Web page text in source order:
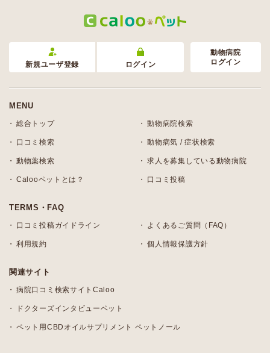
新規ユーザ登録 ログイン
動物病院
ログイン
MENU
総合トップ 動物病院検索
口コミ検索 動物病気 / 症状検索
動物薬検索 求人を募集している動物病院
Calooペットとは？ 口コミ投稿
TERMS・FAQ
口コミ投稿ガイドライン よくあるご質問（FAQ）
利用規約 個人情報保護方針
関連サイト
病院口コミ検索サイトCaloo
ドクターズインタビューペット
ペット用CBDオイルサプリメント ペットノール